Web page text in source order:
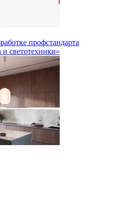
профстандарта
и светотехники»